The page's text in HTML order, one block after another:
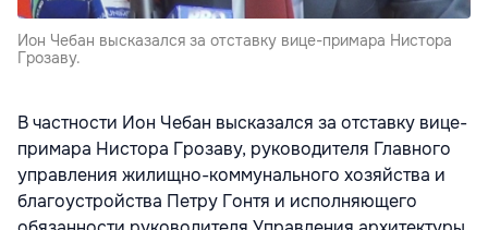
Ион Чебан высказался за отставку вице-примара Нистора
Грозаву.
В частности Ион Чебан высказался за отставку вице-
примара Нистора Грозаву, руководителя Главного
управления жилищно-коммунального хозяйства и
благоустройства Петру Гонтя и исполняющего